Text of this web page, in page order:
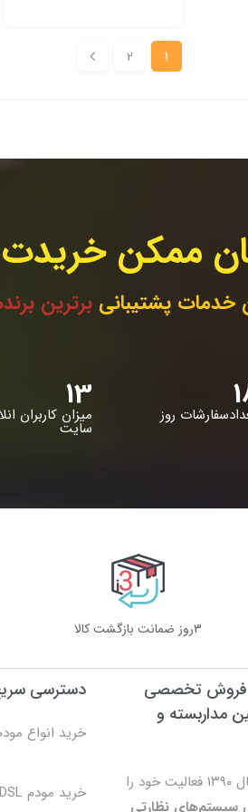
1
2
ممکن خریدت
خدمات پشتیبانی برترین
روز 14
میزان کاربران
سایت
3روز ضمانت بازگشت کالا
| فروش تخصصی
مداربسته و
از سال ۱۳۹۰ فعالیت خود را
نظارتی
دسترسی
خرید انواع
خرید مودم ADSL و VDSL